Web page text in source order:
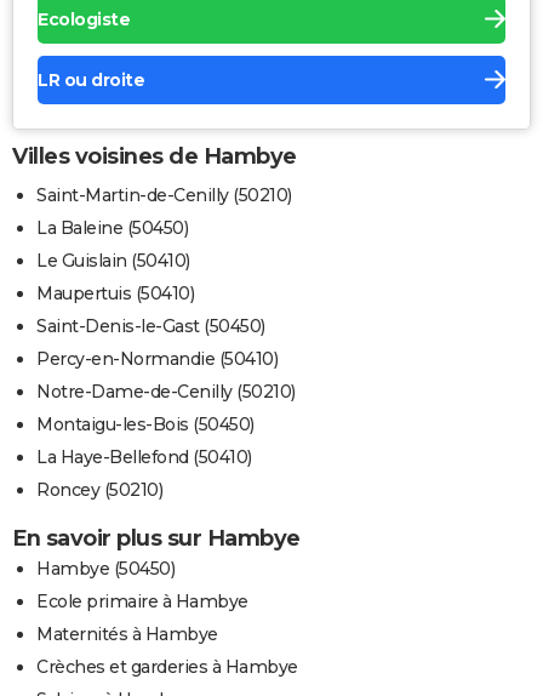
Ecologiste
LR ou droite
Villes voisines de Hambye
Saint-Martin-de-Cenilly (50210)
La Baleine (50450)
Le Guislain (50410)
Maupertuis (50410)
Saint-Denis-le-Gast (50450)
Percy-en-Normandie (50410)
Notre-Dame-de-Cenilly (50210)
Montaigu-les-Bois (50450)
La Haye-Bellefond (50410)
Roncey (50210)
En savoir plus sur Hambye
Hambye (50450)
Ecole primaire à Hambye
Maternités à Hambye
Crèches et garderies à Hambye